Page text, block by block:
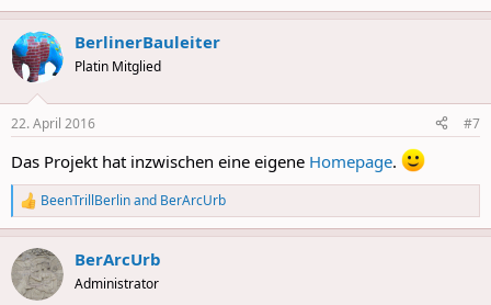
BerlinerBauleiter
Platin Mitglied
22. April 2016 #7
Das Projekt hat inzwischen eine eigene Homepage.
R
e
a
c
t
i
BeenTrillBerlinand BerArcUrb
BerArcUrb
Administrator